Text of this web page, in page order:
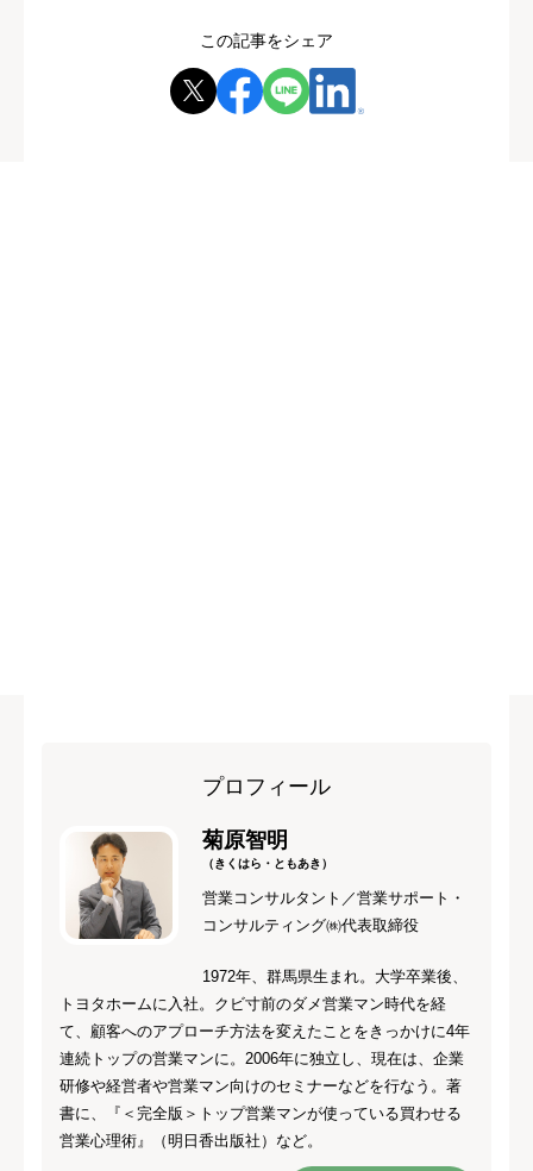
この記事をシェア
プロフィール
菊原智明
（きくはら・ともあき）
営業コンサルタント／営業サポート・
コンサルティング㈱代表取締役
1972年、群馬県生まれ。大学卒業後、
トヨタホームに入社。クビ寸前のダメ営業マン時代を経
て、顧客へのアプローチ方法を変えたことをきっかけに4年
連続トップの営業マンに。2006年に独立し、現在は、企業
研修や経営者や営業マン向けのセミナーなどを行なう。著
書に、『＜完全版＞トップ営業マンが使っている買わせる
営業心理術』（明日香出版社）など。